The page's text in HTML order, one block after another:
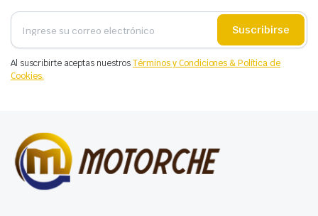
Suscribirse
Al suscribirte aceptas nuestrosTérminos y Condiciones & Política de
Cookies.